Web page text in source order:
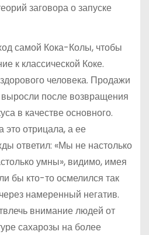
заговора о запуске
самой Кока-Колы, чтобы
к классической Коке.
человека. Продажи
после возвращения
в качестве основного.
это отрицала, а ее
ответил: «Мы не настолько
умны», видимо, имея
бы кто-то осмелился так
намеренный негатив.
внимание людей от
сахарозы на более